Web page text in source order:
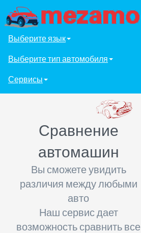
Выберите язык
Выберите тип автомобиля
Сервисы
Сравнение
автомашин
Вы сможете увидить
различия между любыми
авто
Наш сервис дает
возможность сравнить все